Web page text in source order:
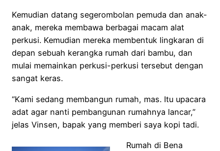
Kemudian datang segerombolan pemuda dan anak-
anak, mereka membawa berbagai macam alat
perkusi. Kemudian mereka membentuk lingkaran di
depan sebuah kerangka rumah dari bambu, dan
mulai memainkan perkusi-perkusi tersebut dengan
sangat keras.
“Kami sedang membangun rumah, mas. Itu upacara
adat agar nanti pembangunan rumahnya lancar,”
jelas Vinsen, bapak yang memberi saya kopi tadi.
Rumah di Bena